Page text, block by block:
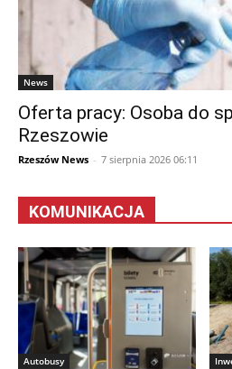
News
Oferta pracy: Osoba do
Rzeszowie
Rzeszów News - 7 sierpnia 2026 06:11
KOMUNIKACJA
Autobusy